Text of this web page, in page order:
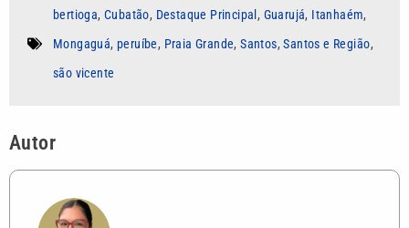
bertioga,Cubatão, Destaque Principal , Guarujá, Itanhaém,
Mongaguá, peruíbe, Praia Grande,Santos,Santos e Região,
são vicente
Autor